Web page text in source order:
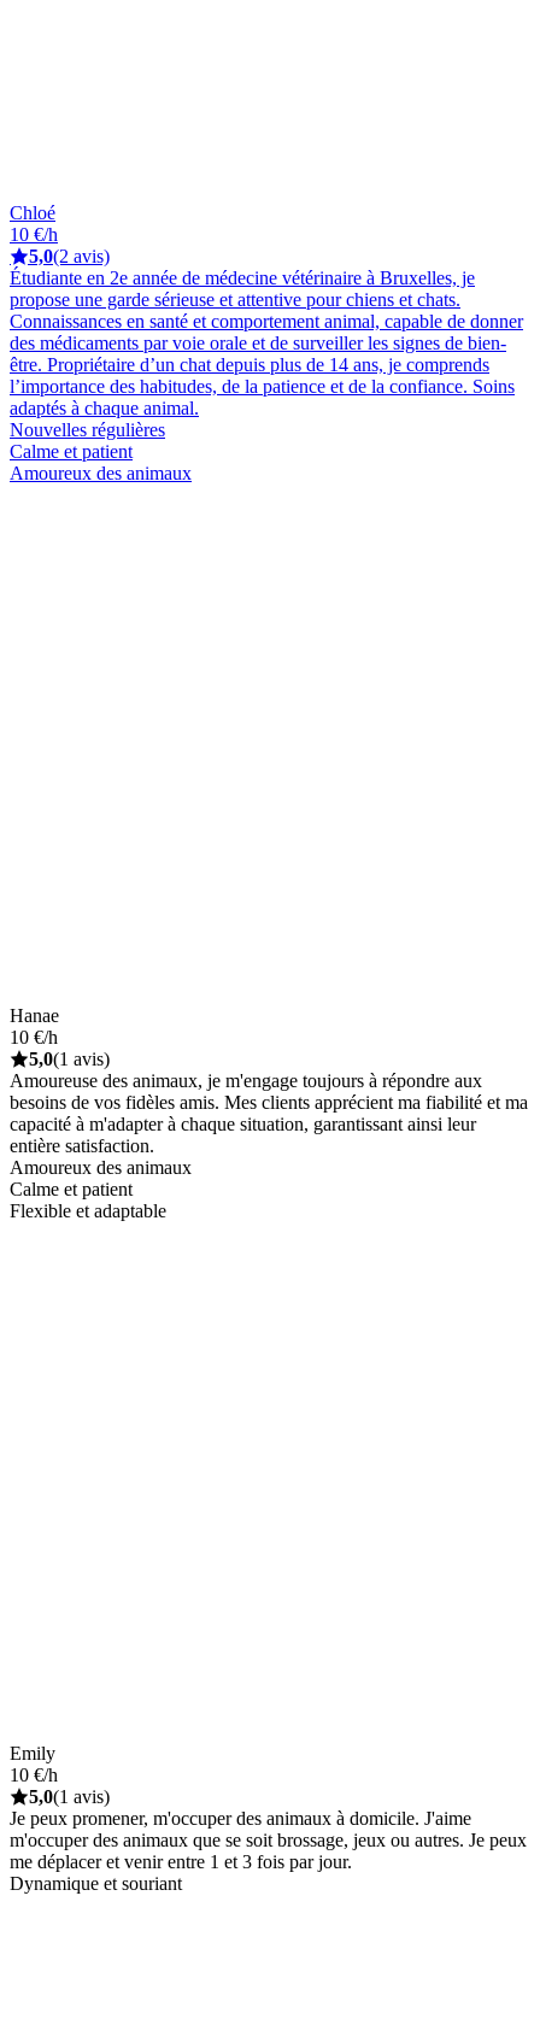
Chloé
10 €/h
5,0(2 avis)
Étudiante en 2e année de médecine vétérinaire à Bruxelles, je
propose une garde sérieuse et attentive pour chiens et chats.
Connaissances en santé et comportement animal, capable de donner
des médicaments par voie orale et de surveiller les signes de bien-
être. Propriétaire d’un chat depuis plus de 14 ans, je comprends
l’importance des habitudes, de la patience et de la confiance. Soins
adaptés à chaque animal.
Nouvelles régulières
Calme et patient
Amoureux des animaux
Hanae
10 €/h
5,0(1 avis)
Amoureuse des animaux, je m'engage toujours à répondre aux
besoins de vos fidèles amis. Mes clients apprécient ma fiabilité et ma
capacité à m'adapter à chaque situation, garantissant ainsi leur
entière satisfaction.
Amoureux des animaux
Calme et patient
Flexible et adaptable
Emily
10 €/h
5,0(1 avis)
Je peux promener, m'occuper des animaux à domicile. J'aime
m'occuper des animaux que se soit brossage, jeux ou autres. Je peux
me déplacer et venir entre 1 et 3 fois par jour.
Dynamique et souriant